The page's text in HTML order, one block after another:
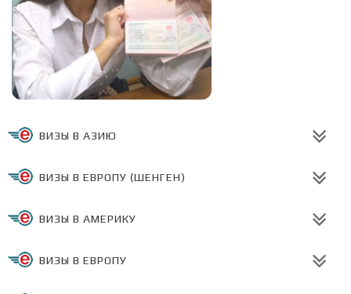
ВИЗЫ В АЗИЮ
ВИЗЫ В ЕВРОПУ (ШЕНГЕН)
ВИЗЫ В АМЕРИКУ
ВИЗЫ В ЕВРОПУ